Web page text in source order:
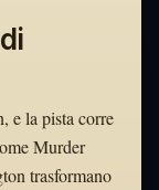
e la pista corre
Murder
trasformano